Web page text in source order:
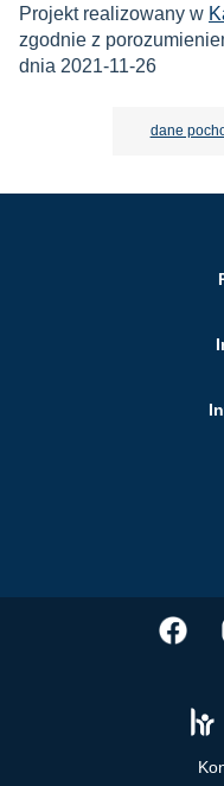
Projekt realizowany w
zgodnie z
dnia 2021-11-26
dane